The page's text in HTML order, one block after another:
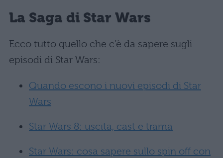
La Saga di Star Wars
Ecco tutto quello che c’è da sapere sugli
episodi di Star Wars:
Quando escono i nuovi episodi di Star
Wars
Star Wars 8: uscita, cast e trama
Star Wars: cosa sapere sullo spin off con